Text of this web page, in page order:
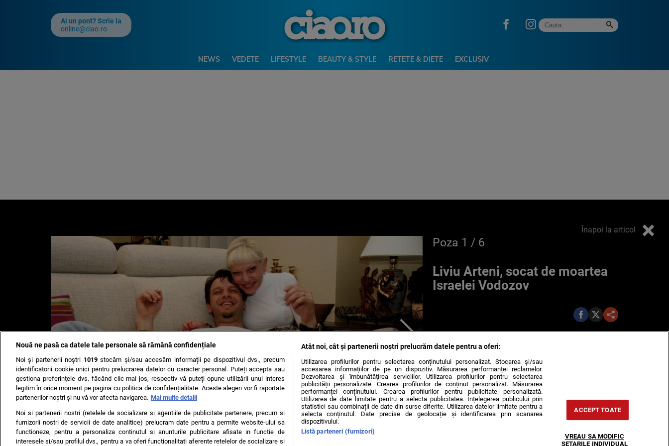
Ai un pont? Scrie la
online@ciao.ro
NEWS VEDETE LIFESTYLE BEAUTY & STYLE RETETE & DIETE EXCLUSIV
Înapoi la articol
Poza 1 / 6
Liviu Arteni, socat de moartea
Israelei Vodozov
Nouă ne pasă ca datele tale personale să rămână confidențiale
Noi și partenerii noștri 1019stocăm și/sau accesăm informații pe dispozitivul dvs., precum
identificatorii cookie unici pentru prelucrarea datelor cu caracter personal. Puteți accepta sau
gestiona preferințele dvs. făcând clic mai jos, respectiv vă puteți opune utilizării unui interes
legitim în orice moment pe pagina cu politica de confidențialitate. Aceste alegeri vor fi raportate
partenerilor noștri și nu vă vor afecta navigarea. Mai multe detalii
Noi si partenerii nostri (retelele de socializare si agentiile de publicitate partenere, precum si
furnizorii nostri de servicii de date analitice) prelucram date pentru a permite website-ului sa
functioneze, pentru a personaliza continutul si anunturile publicitare afisate in functie de
interesele si/sau profilul dvs., pentru a va oferi functionalitati aferente retelelor de socializare si
Atât noi, cât și partenerii noștri prelucrăm datele pentru a oferi:
Utilizarea profilurilor pentru selectarea conținutului personalizat. Stocarea și/sau
accesarea informațiilor de pe un dispozitiv. Măsurarea performanței reclamelor.
Dezvoltarea și îmbunătățirea serviciilor. Utilizarea profilurilor pentru selectarea
publicității personalizate. Crearea profilurilor de conținut personalizat. Măsurarea
performanței conținutului. Crearea profilurilor pentru publicitate personalizată.
Utilizarea de date limitate pentru a selecta publicitatea. Înțelegerea publicului prin
statistici sau combinații de date din surse diferite. Utilizarea datelor limitate pentru a
selecta conținutul. Date precise de geolocație și identificarea prin scanarea
dispozitivului.
Listă parteneri (furnizori)
ACCEPT TOATE
VREAU SA MODIFIC
SETARILE INDIVIDUAL